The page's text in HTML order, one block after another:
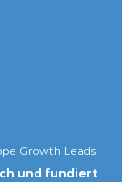
Growth Leads
und fundiert